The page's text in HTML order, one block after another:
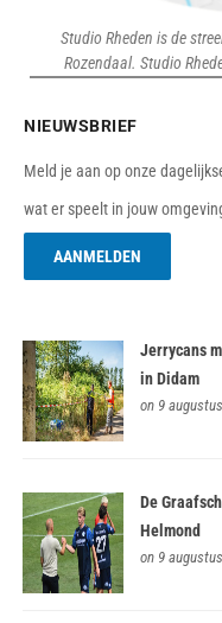
Studio Rheden is de
Rozendaal. Studio
NIEUWSBRIEF
Meld je aan op onze
wat er speelt in jouw
Jerrycans
in Didam
on 9
De
Helmond
on 9